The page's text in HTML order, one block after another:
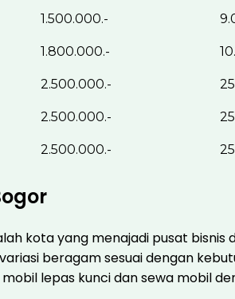
1.500.000.-
1.800.000.-
2.500.000.-
2.500.000.-
2.500.000.-
kota yang menajadi pusat
beragam sesuai dengan
lepas kunci dan sewa mobil